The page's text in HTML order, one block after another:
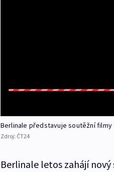
Berlinale představuje soutěžní filmy
Zdroj: ČT24
Berlinale letos zahájí nový